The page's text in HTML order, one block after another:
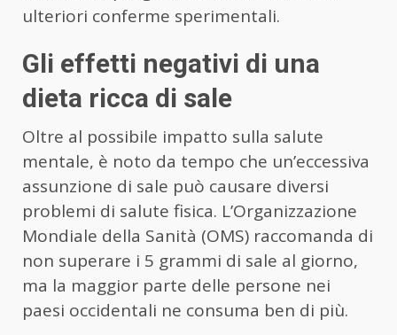
ulteriori conferme sperimentali.
Gli effetti negativi di una
dieta ricca di sale
Oltre al possibile impatto sulla salute
mentale, è noto da tempo che un’eccessiva
assunzione di sale può causare diversi
problemi di salute fisica. L’Organizzazione
Mondiale della Sanità (OMS) raccomanda di
non superare i 5 grammi di sale al giorno,
ma la maggior parte delle persone nei
paesi occidentali ne consuma ben di più.